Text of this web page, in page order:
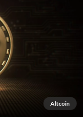
Altcoin